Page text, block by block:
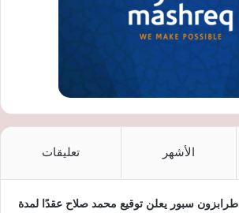
الأشهر تعليقات
طرابزون سبور يعلن توقيع محمد صلاح عقدًا لمدة